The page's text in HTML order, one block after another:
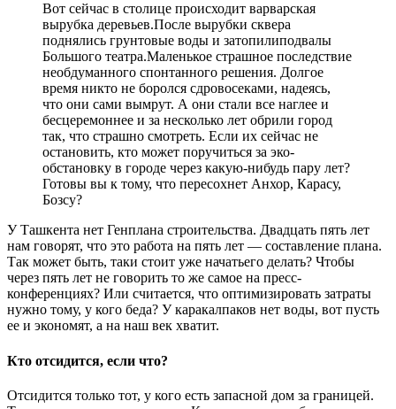
Вот сейчас в столице происходит варварская
вырубка деревьев.После вырубки сквера
поднялись грунтовые воды и затопилиподвалы
Большого театра.Маленькое страшное последствие
необдуманного спонтанного решения. Долгое
время никто не боролся сдровосеками, надеясь,
что они сами вымрут. А они стали все наглее и
бесцеремоннее и за несколько лет обрили город
так, что страшно смотреть. Если их сейчас не
остановить, кто может поручиться за эко-
обстановку в городе через какую-нибудь пару лет?
Готовы вы к тому, что пересохнет Анхор, Карасу,
Бозсу?
У Ташкента нет Генплана строительства. Двадцать пять лет
нам говорят, что это работа на пять лет — составление плана.
Так может быть, таки стоит уже начатьего делать? Чтобы
через пять лет не говорить то же самое на пресс-
конференциях? Или считается, что оптимизировать затраты
нужно тому, у кого беда? У каракалпаков нет воды, вот пусть
ее и экономят, а на наш век хватит.
Кто отсидится, если что?
Отсидится только тот, у кого есть запасной дом за границей.